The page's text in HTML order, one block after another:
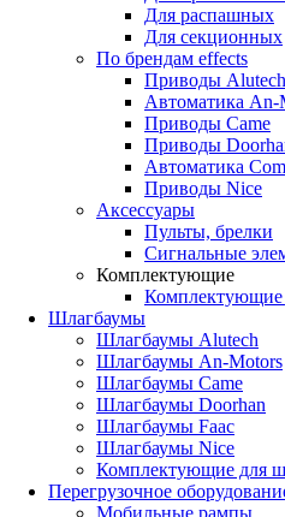
Для распашных
Для секционных
По брендам effects
Приводы Alutech
Автоматика An-
Приводы Came
Приводы
Автоматика
Приводы Nice
Аксессуары
Пульты, брелки
Сигнальные
Комплектующие
Комплектующие
Шлагбаумы
Шлагбаумы Alutech
Шлагбаумы An-Motors
Шлагбаумы Came
Шлагбаумы Doorhan
Шлагбаумы Faac
Шлагбаумы Nice
Комплектующие для
Перегрузочное
Мобильные рампы